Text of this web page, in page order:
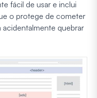
fácil de usar e inclui
o protege de cometer
quebrar